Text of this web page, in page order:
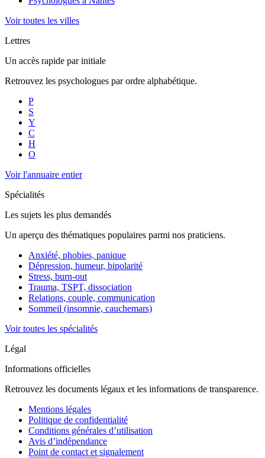
Voir toutes les villes
Lettres
Un accès rapide par initiale
Retrouvez les psychologues par ordre alphabétique.
P
S
Y
C
H
O
Voir l'annuaire entier
Spécialités
Les sujets les plus demandés
Un aperçu des thématiques populaires parmi nos praticiens.
Anxiété, phobies, panique
Dépression, humeur, bipolarité
Stress, burn-out
Trauma, TSPT, dissociation
Relations, couple, communication
Sommeil (insomnie, cauchemars)
Voir toutes les spécialités
Légal
Informations officielles
Retrouvez les documents légaux et les informations de transparence.
Mentions légales
Politique de confidentialité
Conditions générales d’utilisation
Avis d’indépendance
Point de contact et signalement